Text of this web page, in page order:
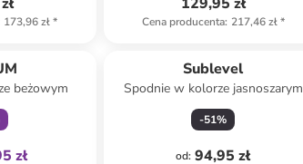
173,96 zł* Cena producenta: 217,46 zł*
beżowym
zł
Sublevel
Spodnie w kolorze jasnoszarym
-51%
od: 94,95 zł